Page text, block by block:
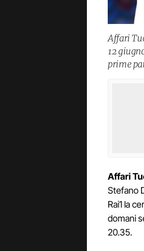
Affari
12
prime
Affari
Stefano
Rai1 la
domani
20.35.